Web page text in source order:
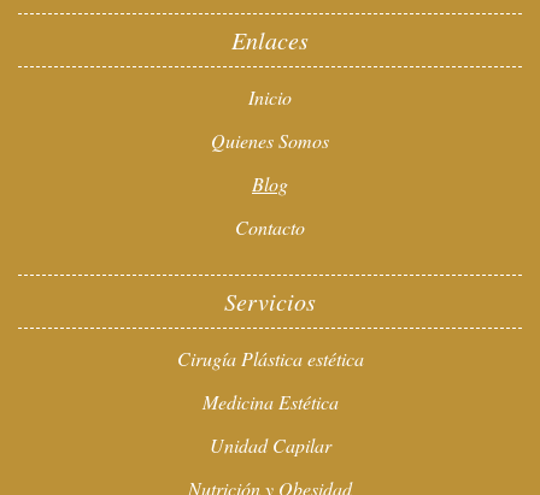
Enlaces
Inicio
Quienes Somos
Blog
Contacto
Servicios
Cirugía Plástica estética
Medicina Estética
Unidad Capilar
Nutrición y Obesidad